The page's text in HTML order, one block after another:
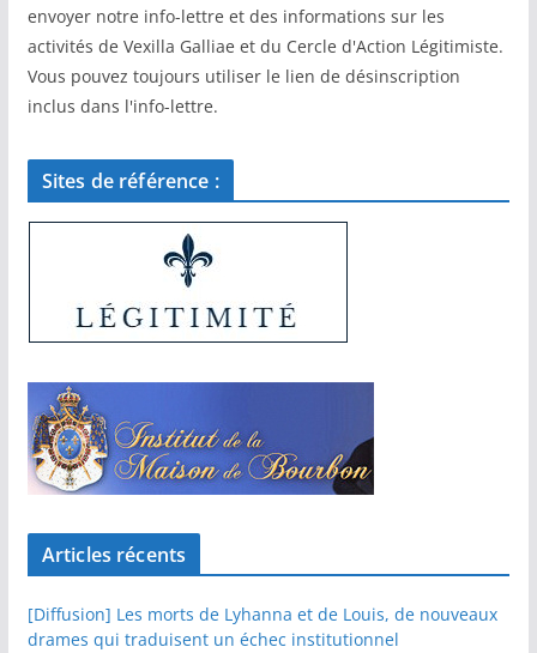
envoyer notre info-lettre et des informations sur les
activités de Vexilla Galliae et du Cercle d'Action Légitimiste.
Vous pouvez toujours utiliser le lien de désinscription
inclus dans l'info-lettre.
Sites de référence :
Articles récents
[Diffusion] Les morts de Lyhanna et de Louis, de nouveaux
drames qui traduisent un échec institutionnel